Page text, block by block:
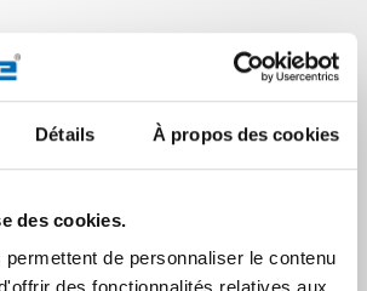
Détails À propos des cookies
des cookies.
de personnaliser le contenu
nettoyage Kränzle, les tuyaux
gouttières bouchés peuvent être
et rapidement. Grâce aux buses